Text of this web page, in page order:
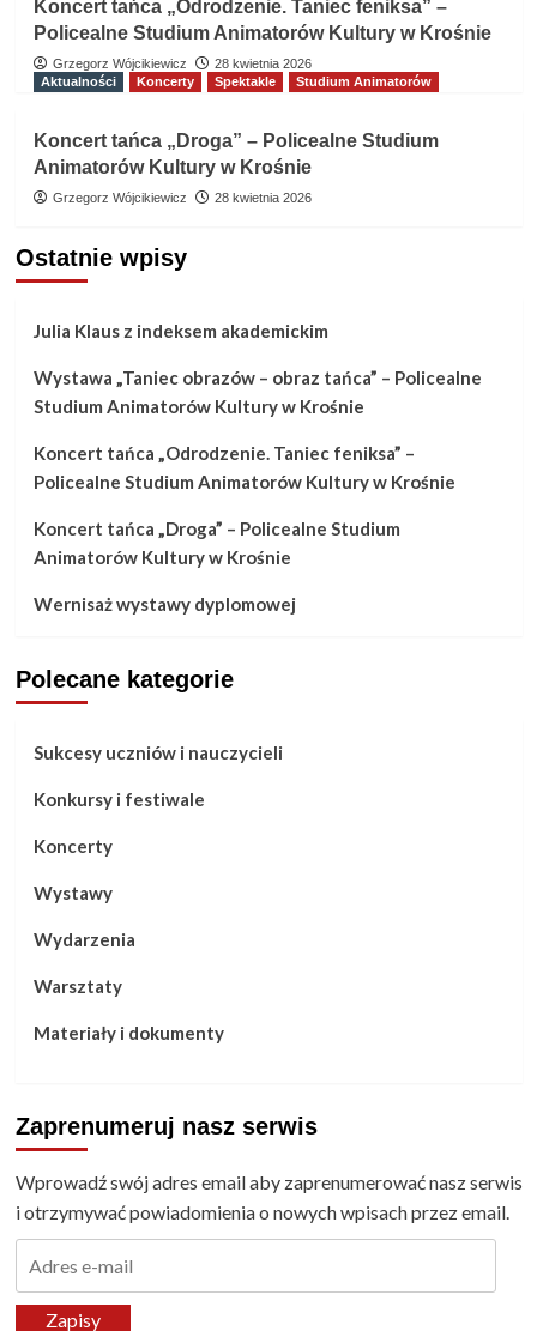
Koncert tańca „Odrodzenie. Taniec feniksa” –
Policealne Studium Animatorów Kultury w Krośnie
Grzegorz Wójcikiewicz
28 kwietnia 2026
Aktualności
Koncerty Spektakle Studium Animatorów
Koncert tańca „Droga” – Policealne Studium
Animatorów Kultury w Krośnie
Grzegorz Wójcikiewicz 28 kwietnia 2026
Ostatnie wpisy
Julia Klaus z indeksem akademickim
Wystawa „Taniec obrazów – obraz tańca” – Policealne
Studium Animatorów Kultury w Krośnie
Koncert tańca „Odrodzenie. Taniec feniksa” –
Policealne Studium Animatorów Kultury w Krośnie
Koncert tańca „Droga” – Policealne Studium
Animatorów Kultury w Krośnie
Wernisaż wystawy dyplomowej
Polecane kategorie
Sukcesy uczniów i nauczycieli
Konkursy i festiwale
Koncerty
Wystawy
Wydarzenia
Warsztaty
Materiały i dokumenty
Zaprenumeruj nasz serwis
Wprowadź swój adres email aby zaprenumerować nasz serwis
i otrzymywać powiadomienia o nowych wpisach przez email.
mailZapisy